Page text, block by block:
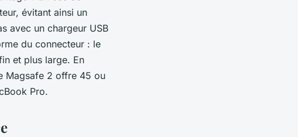
évitant ainsi un
avec un chargeur USB
du connecteur : le
et plus large. En
Magsafe 2 offre 45 ou
Pro.